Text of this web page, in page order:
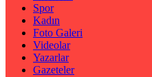
Spor
Kadın
Foto Galeri
Videolar
Yazarlar
Gazeteler